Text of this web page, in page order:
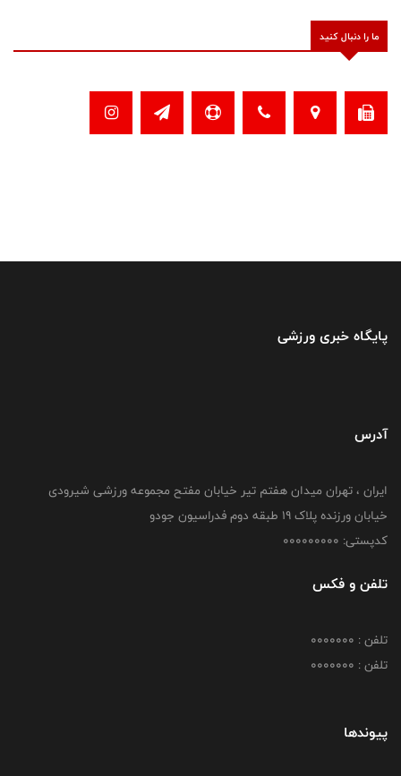
ما را دنبال کنید
پایگاه خبری ورزشی
آدرس
ایران ، تهران میدان هفتم تیر خیابان مفتح مجموعه ورزشی شیرودی
خیابان ورزنده پلاک ۱۹ طبقه دوم فدراسیون جودو
کدپستی: 000000000
تلفن و فکس
تلفن : 0000000
تلفن : 0000000
پیوندها